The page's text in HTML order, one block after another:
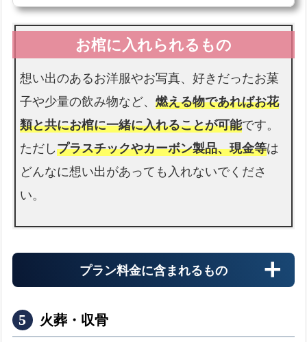
想い出のあるお洋服やお写真、好きだったお菓
子や少量の飲み物など、燃える物であればお花
類と共にお棺に一緒に入れることが可能です。
ただしプラスチックやカーボン製品、現金等は
どんなに想い出があっても入れないでくださ
い。
プラン料金に含まれるもの
火葬・収骨